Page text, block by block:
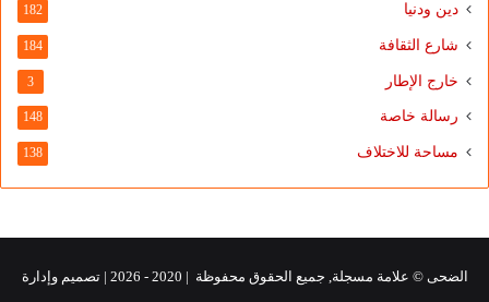
دين ودنيا 182
شارع الثقافة 184
خارج الإطار 3
رسالة خاصة 148
مساحة للاختلاف 138
الضحى © علامة مسجلة, جميع الحقوق محفوظة | 2020 - 2026 | تصميم وإدارة